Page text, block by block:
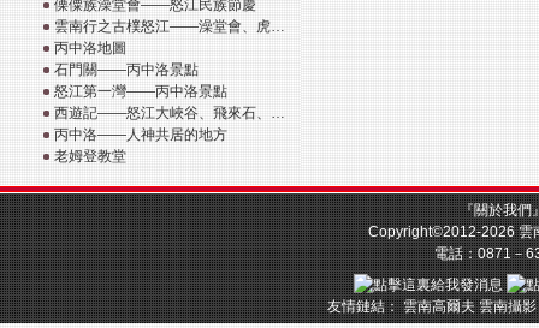
傈僳族澡堂會——怒江民族節慶
雲南行之古樸怒江——澡堂會、虎…
丙中洛地圖
石門關——丙中洛景點
怒江第一灣——丙中洛景點
西遊記——怒江大峽谷、飛來石、…
丙中洛——人神共居的地方
老姆登教堂
『關於我們
Copyright©2012-2026雲
電話：0871－
友情鏈結：雲南高爾夫 雲南攝影